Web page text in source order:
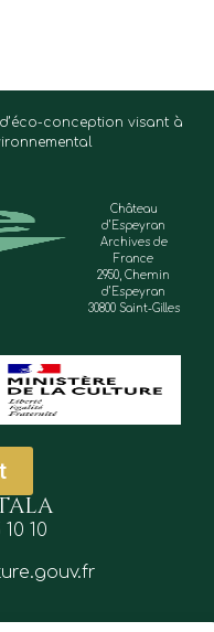
Château
d’Espeyran
Archives de
France
2950, Chemin
d’Espeyran
30800 Saint-Gilles
10 10
conception visant à